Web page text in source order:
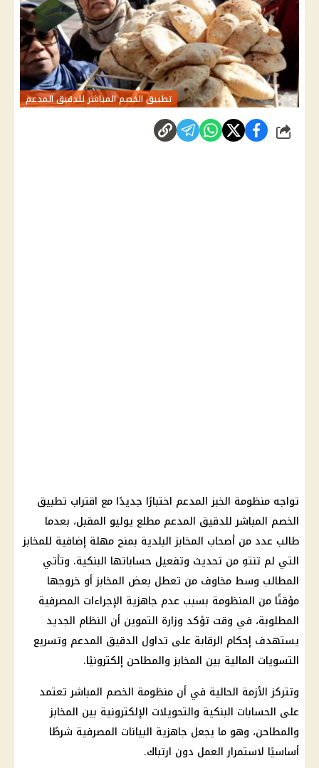
تطبيق الخصم المباشر للدقيق المدعم
شارك
تواجه منظومة الخبز المدعم اختبارًا جديدًا مع اقتراب تطبيق
الخصم المباشر للدقيق المدعم مطلع يوليو المقبل، بعدما
طالب عدد من أصحاب المخابز البلدية بمنح مهلة إضافية للمخابز
التي لم تنتهِ من تحديث وتفعيل حساباتها البنكية. وتأتي
المطالب وسط مخاوف من تعطل بعض المخابز أو خروجها
مؤقتًا من المنظومة بسبب عدم جاهزية الإجراءات المصرفية
المطلوبة، في وقت تؤكد وزارة التموين أن النظام الجديد
يستهدف إحكام الرقابة على تداول الدقيق المدعم وتسريع
التسويات المالية بين المخابز والمطاحن إلكترونيًا.
وتتركز الأزمة الحالية في أن منظومة الخصم المباشر تعتمد
على الحسابات البنكية والتحويلات الإلكترونية بين المخابز
والمطاحن، وهو ما يجعل جاهزية البيانات المصرفية شرطًا
أساسيًا لاستمرار العمل دون ارتباك.